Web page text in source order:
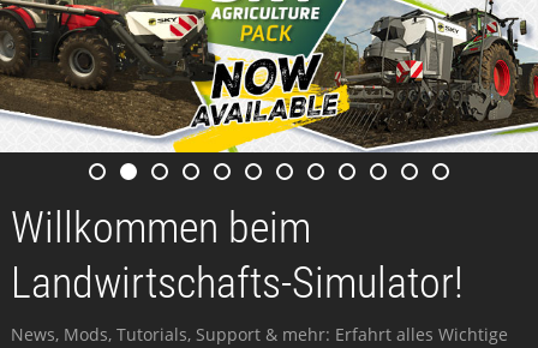
Willkommen beim
Landwirtschafts-Simulator!
News, Mods, Tutorials, Support & mehr: Erfahrt alles Wichtige